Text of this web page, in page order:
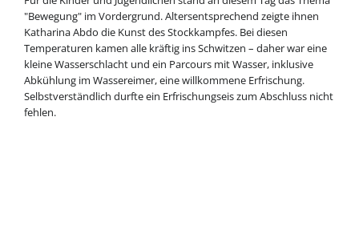
"Bewegung" im Vordergrund. Altersentsprechend zeigte ihnen
Katharina Abdo die Kunst des Stockkampfes. Bei diesen
Temperaturen kamen alle kräftig ins Schwitzen – daher war eine
kleine Wasserschlacht und ein Parcours mit Wasser, inklusive
Abkühlung im Wassereimer, eine willkommene Erfrischung.
Selbstverständlich durfte ein Erfrischungseis zum Abschluss nicht
fehlen.